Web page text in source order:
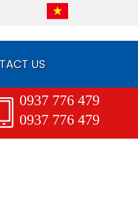
US
0937 776 479
0937 776 479